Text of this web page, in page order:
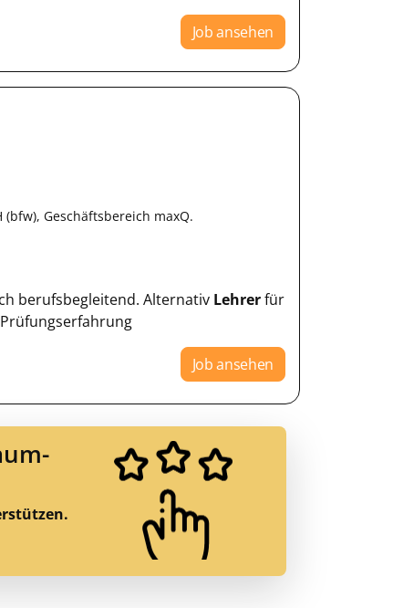
Job ansehen
Geschäftsbereich maxQ.
berufsbegleitend. Alternativ Lehrerfür
Job ansehen